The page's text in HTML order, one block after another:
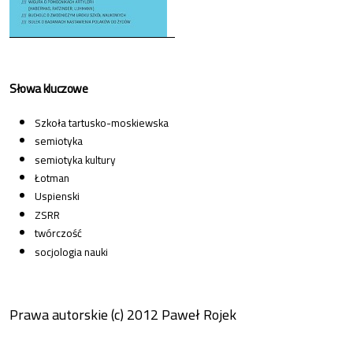
Słowa kluczowe
Szkoła tartusko-moskiewska
semiotyka
semiotyka kultury
Łotman
Uspienski
ZSRR
twórczość
socjologia nauki
Prawa autorskie (c) 2012 Paweł Rojek